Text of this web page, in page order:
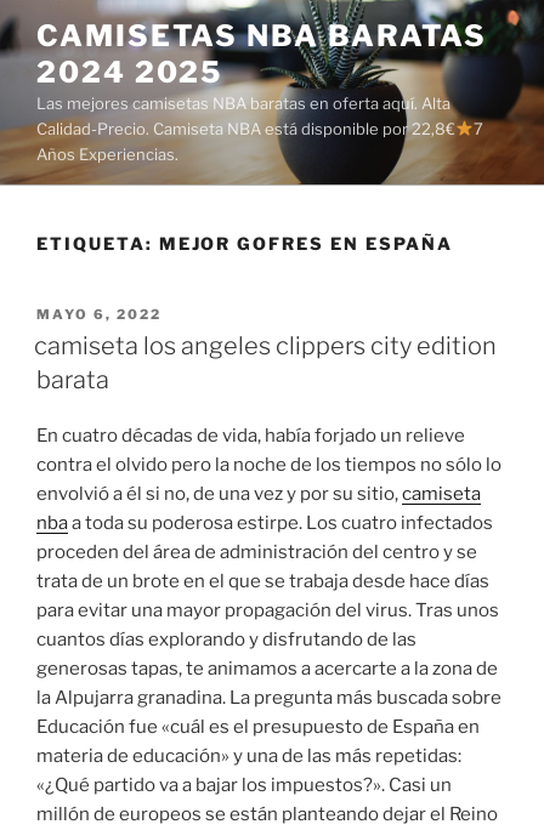
Saltar
al
contenido
CAMISETAS NBA BARATAS
2024 2025
Las mejores camisetas NBA baratas en oferta aquí. Alta
Calidad-Precio. Camiseta NBA está disponible por 22,8€
7
Años Experiencias.
ETIQUETA: MEJOR GOFRES EN ESPAÑA
PUBLICADO
MAYO 6, 2022
camiseta los angeles clippers city edition
barata
En cuatro décadas de vida, había forjado un relieve
contra el olvido pero la noche de los tiempos no sólo lo
envolvió a él si no, de una vez y por su sitio,camiseta
nbaa toda su poderosa estirpe. Los cuatro infectados
proceden del área de administración del centro y se
trata de un brote en el que se trabaja desde hace días
para evitar una mayor propagación del virus. Tras unos
cuantos días explorando y disfrutando de las
generosas tapas, te animamos a acercarte a la zona de
la Alpujarra granadina. La pregunta más buscada sobre
Educación fue «cuál es el presupuesto de España en
materia de educación» y una de las más repetidas:
«¿Qué partido va a bajar los impuestos?». Casi un
millón de europeos se están planteando dejar el Reino